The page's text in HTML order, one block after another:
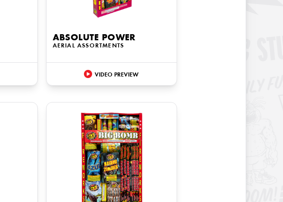
ABSOLUTE POWER
AERIAL ASSORTMENTS
VIDEO PREVIEW